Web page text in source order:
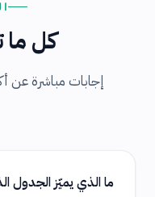
كل ما
إجابات مباشرة عن
ما الذي يميّز الجدول